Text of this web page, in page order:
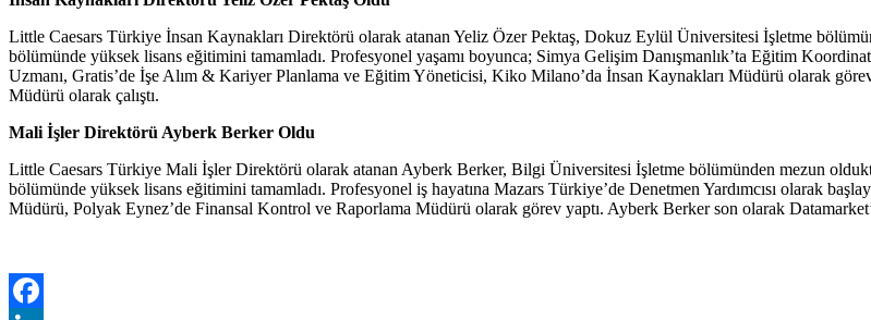
Little Caesars Türkiye İnsan Kaynakları Direktörü olarak atanan Yeliz Özer Pektaş, Dokuz Eylül Üniversitesi İşletme
bölümünde yüksek lisans eğitimini tamamladı. Profesyonel yaşamı boyunca; Simya Gelişim Danışmanlık’ta Eğitim
Uzmanı, Gratis’de İşe Alım & Kariyer Planlama ve Eğitim Yöneticisi, Kiko Milano’da İnsan Kaynakları Müdürü olarak
Müdürü olarak çalıştı.
Mali İşler Direktörü Ayberk Berker Oldu
Little Caesars Türkiye Mali İşler Direktörü olarak atanan Ayberk Berker, Bilgi Üniversitesi İşletme bölümünden mezun
bölümünde yüksek lisans eğitimini tamamladı. Profesyonel iş hayatına Mazars Türkiye’de Denetmen Yardımcısı olarak
Müdürü, Polyak Eynez’de Finansal Kontrol ve Raporlama Müdürü olarak görev yaptı. Ayberk Berker son olarak